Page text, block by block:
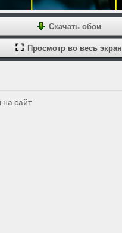
Скачать обои
Просмотр во весь экран
на сайт